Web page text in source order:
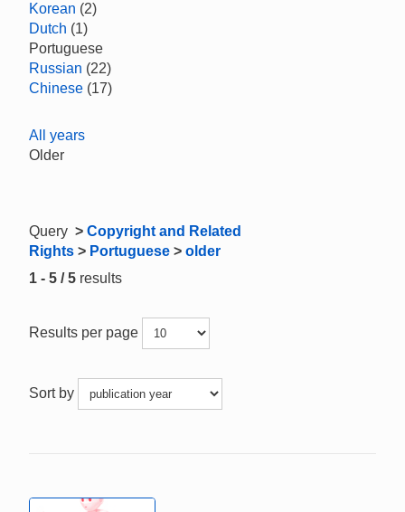
Korean (2)
Dutch (1)
Portuguese
Russian (22)
Chinese (17)
All years
Older
Query > Copyright and Related
Rights > Portuguese > older
1 - 5 / 5 results
Results per page
Sort by